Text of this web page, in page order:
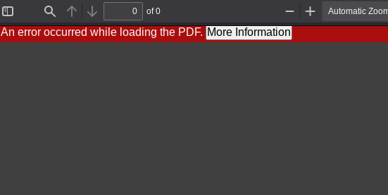
Sidebar
Find Previous
Next
of 0
Out
An error occurred while loading the PDF. More Information